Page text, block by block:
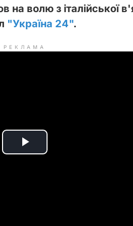
на волю з італійської
"Україна 24".
РЕКЛАМА
P